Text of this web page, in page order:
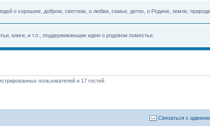
о хорошем, добром, светлом, о любви, семье, детях, о Родине, земле, природе,
книги, и т.п., поддерживающие идею о родовом поместье.
пользователей и 17 гостей
Связаться с